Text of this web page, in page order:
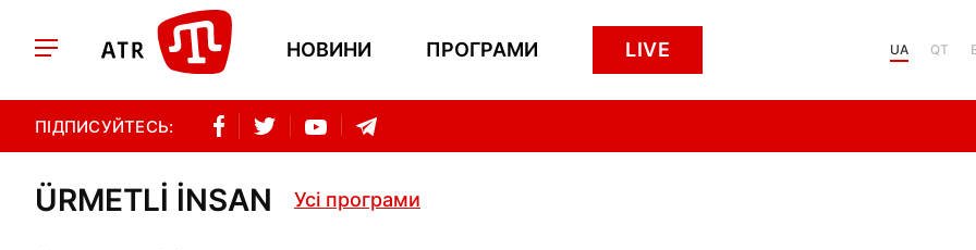
НОВИНИ ПРОГРАМИ LIVE UA QT
ПІДПИСУЙТЕСЬ:
ÜRMETLİ İNSAN Усі програми